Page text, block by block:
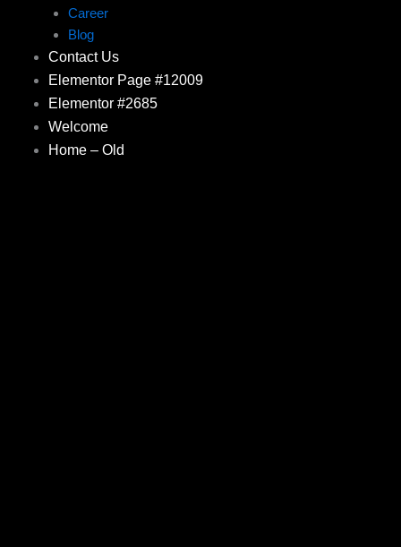
Career
Blog
Contact Us
Elementor Page #12009
Elementor #2685
Welcome
Home – Old